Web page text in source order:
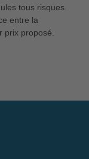
tous risques.
entre la
prix proposé.